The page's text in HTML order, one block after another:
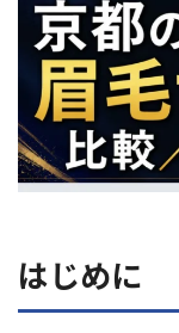
眉学
京都
はじめに